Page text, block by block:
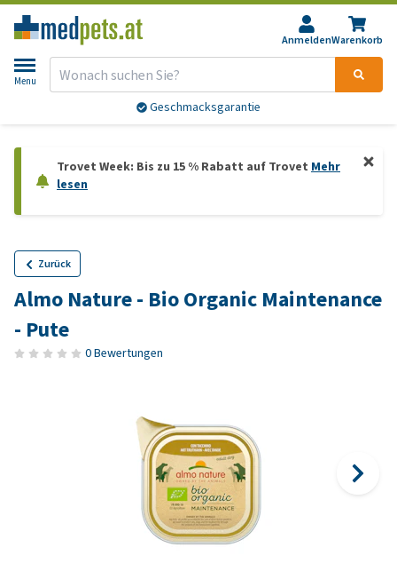
AnmeldenWarenkorb
Menu
Geschmacksgarantie
Trovet Week: Bis zu 15 % Rabatt auf Trovet Mehr
lesen
Zurück
Almo Nature - Bio Organic Maintenance
- Pute
0 Bewertungen